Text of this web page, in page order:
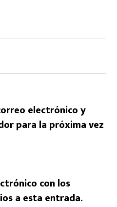
electrónico y
para la próxima vez
con los
a esta entrada.